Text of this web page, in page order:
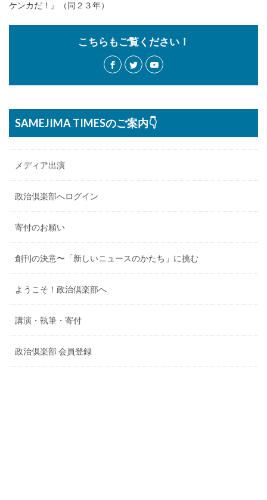
ケンカだ！』（同２３年）
こちらもご覧ください！
SAMEJIMA TIMESのご案内👇
メディア出演
政治倶楽部へログイン
寄付のお願い
創刊の決意〜「新しいニュースのかたち」に挑む
ようこそ！政治倶楽部へ
講演・執筆・寄付
政治倶楽部 会員登録